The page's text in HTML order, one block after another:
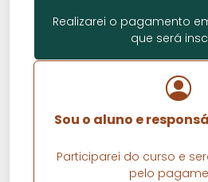
Realizarei o pagamento
que será
Sou o aluno e
Participarei do curso e
pelo